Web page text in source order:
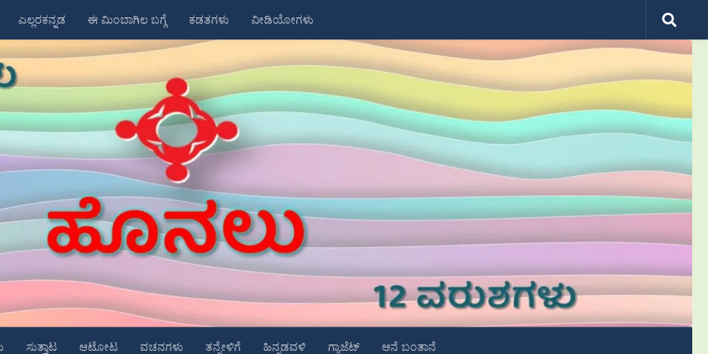
ಎಲ್ಲರಕನ್ನಡ ಈ ಮಿಂಬಾಗಿಲ ಬಗ್ಗೆ ಕಡತಗಳು ವೀಡಿಯೋಗಳು
ಸುತ್ತಾಟ ಆಟೋಟ ವಚನಗಳು ತನ್ನೇಳಿಗೆ ಹಿನ್ನಡವಳಿ ಗ್ಯಾಜೆಟ್ ಆನೆ ಬಂತಾನೆ